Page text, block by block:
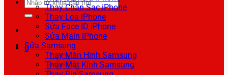
kiếm:
0
Thay Chân Sạc iPhone
Thay Loa iPhone
Sửa Face ID iPhone
Sửa Main iPhone
Sửa Samsung
Thay Màn Hình Samsung
Thay Mặt Kính Samsung